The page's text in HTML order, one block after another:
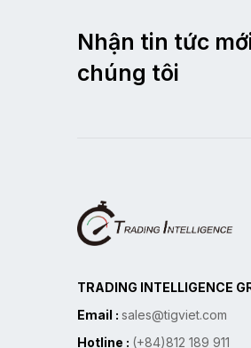
Nhận tin tức
chúng tôi
TRADING INTELLIGENCE
Email : sales@tigviet.com
Hotline : (+84)812 189 911